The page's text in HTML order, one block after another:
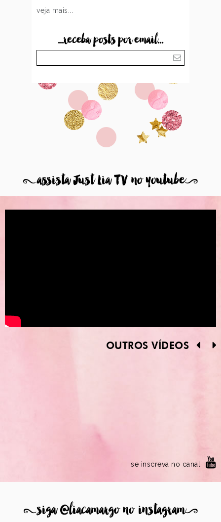
veja mais...
...receba posts por email...
8assista Just Lia TV no youtube9
OUTROS VÍDEOS
se inscreva no canal
8siga @liacamargo no instagram9